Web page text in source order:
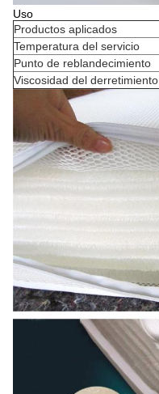
Uso
Productos aplicados
Temperatura del servicio
Punto de reblandecimiento
Viscosidad del derretimiento